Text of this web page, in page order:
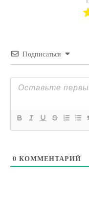
Подписаться
0 КОММЕНТАРИЙ